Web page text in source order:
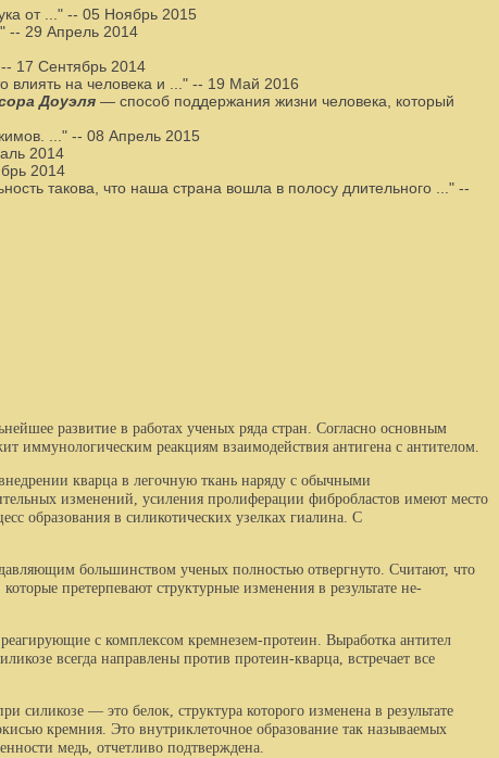
от ..." -- 05 Ноябрь 2015
-- 29 Апрель 2014
-- 17 Сентябрь 2014
влиять на человека и ..." -- 19 Май 2016
Доуэля — способ поддержания жизни человека, который
..." -- 08 Апрель 2015
2014
2014
такова, что наша страна вошла в полосу длительного ..." --
развитие в работах ученых ряда стран. Согласно основным
иммунологическим реакциям взаимодействия антигена с антителом.
кварца в легочную ткань наряду с обычными
изменений, усиле­ния пролиферации фибробластов имеют место
образования в силикотических узелках гиалина. С
большинством ученых пол­ностью отвергнуто. Считают, что
претерпевают структурные изменения в результате не­
с комплексом кремнезем-протеин. Выработка антител
всегда направлены против протеин-кварца, встречает все
— это белок, структура которого изменена в результате
кремния. Это внутриклеточное образование так называемых
медь, отчетливо подтверждена.